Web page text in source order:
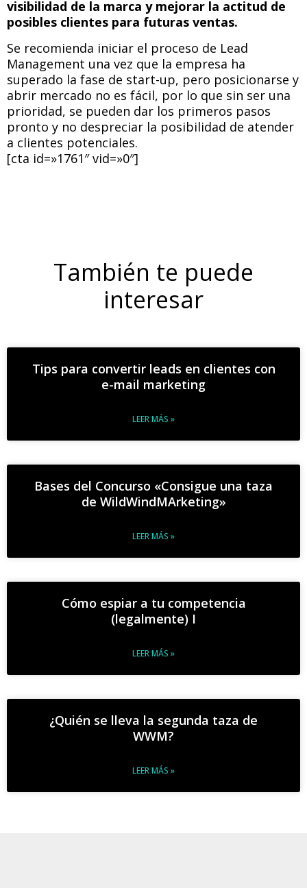
visibilidad de la marca y mejorar la actitud de
posibles clientes para futuras ventas.
Se recomienda iniciar el proceso de Lead
Management una vez que la empresa ha
superado la fase de start-up, pero posicionarse y
abrir mercado no es fácil, por lo que sin ser una
prioridad, se pueden dar los primeros pasos
pronto y no despreciar la posibilidad de atender
a clientes potenciales.
[cta id=»1761″ vid=»0″]
También te puede
interesar
Tips para convertir leads en clientes con
e-mail marketing
LEER MÁS »
Bases del Concurso «Consigue una taza
de WildWindMArketing»
LEER MÁS »
Cómo espiar a tu competencia
(legalmente) I
LEER MÁS »
¿Quién se lleva la segunda taza de
WWM?
LEER MÁS »